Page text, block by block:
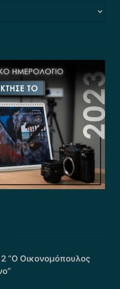
“Ο Οικονομόπουλος